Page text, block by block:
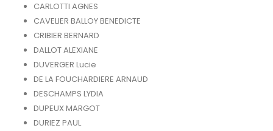
CARLOTTI AGNES
CAVELIER BALLOY BENEDICTE
CRIBIER BERNARD
DALLOT ALEXIANE
DUVERGER Lucie
DE LA FOUCHARDIERE ARNAUD
DESCHAMPS LYDIA
DUPEUX MARGOT
DURIEZ PAUL